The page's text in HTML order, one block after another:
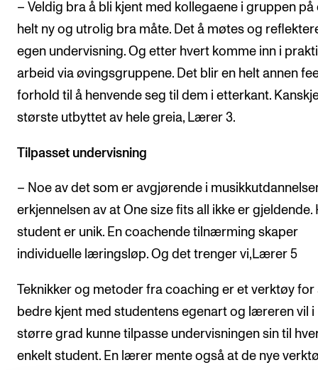
– Veldig bra å bli kjent med kollegaene i gruppen på
helt ny og utrolig bra måte. Det å møtes og
egen undervisning. Og etter hvert komme inn i
arbeid via øvingsgruppene. Det blir en helt annen
forhold til å henvende seg til dem i etterkant.
største utbyttet av hele greia, Lærer 3.
Tilpasset undervisning
– Noe av det som er avgjørende i
erkjennelsen av at One size fits all ikke er gjeldende.
student er unik. En coachende tilnærming skaper
individuelle læringsløp. Og det trenger vi,Lærer 5
Teknikker og metoder fra coaching er et verktøy for
bedre kjent med studentens egenart og læreren vil i
større grad kunne tilpasse undervisningen sin til
enkelt student. En lærer mente også at de nye